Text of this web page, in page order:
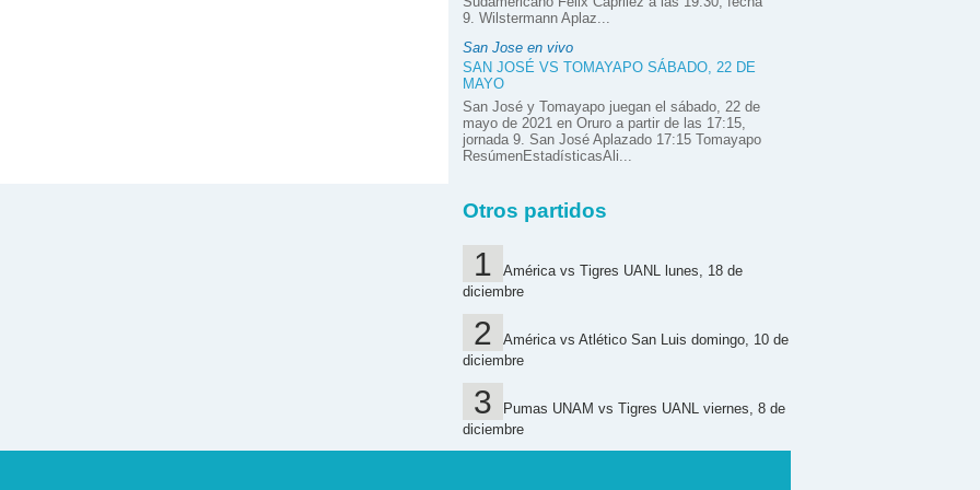
9. Wilstermann Aplaz...
San Jose en vivo
SAN JOSÉ VS TOMAYAPO SÁBADO, 22 DE
MAYO
San José y Tomayapo juegan el sábado, 22 de
mayo de 2021 en Oruro a partir de las 17:15,
jornada 9. San José Aplazado 17:15 Tomayapo
ResúmenEstadísticasAli...
Otros partidos
América vs Tigres UANL lunes, 18 de
diciembre
América vs Atlético San Luis domingo, 10 de
diciembre
Pumas UNAM vs Tigres UANL viernes, 8 de
diciembre